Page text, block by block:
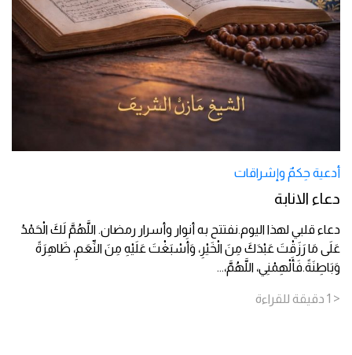
أدعية حِكمٌ وإشراقات
دعاء الانابة
دعاء قلبي لهذا اليوم.نفتتح به أنوار وأسرار رمضان. اللَّهُمَّ لَكَ الْحَمْدُ
عَلَى مَا رَزَقْتَ عَبْدَكَ مِنَ الْخَيْرِ، وَأَسْبَغْتَ عَلَيْهِ مِنَ النِّعَمِ، ظَاهِرَةً
وَبَاطِنَةً.فَأَلْهِمْنِي، اللَّهُمَّ،...
< 1 دقيقة للقراءة